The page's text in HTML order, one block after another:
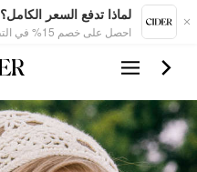
لماذا تدفع السعر الكامل؟
احصل على خصم 15% في التطبيق